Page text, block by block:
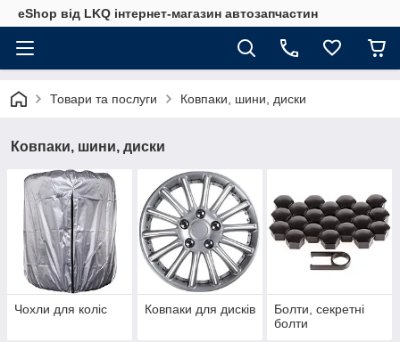
eShop від LKQ інтернет-магазин автозапчастин
Товари та послуги Ковпаки, шини, диски
Ковпаки, шини, диски
Чохли для коліс Ковпаки для дисків
Болти, секретні
болти